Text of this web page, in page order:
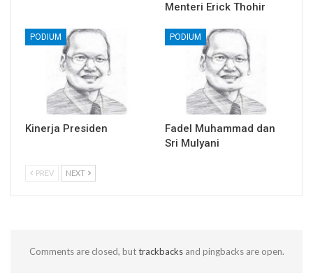
Menteri Erick Thohir
PODIUM
Kinerja Presiden
PODIUM
Fadel Muhammad dan
Sri Mulyani
PREV NEXT
Comments are closed, buttrackbacksand pingbacks are open.